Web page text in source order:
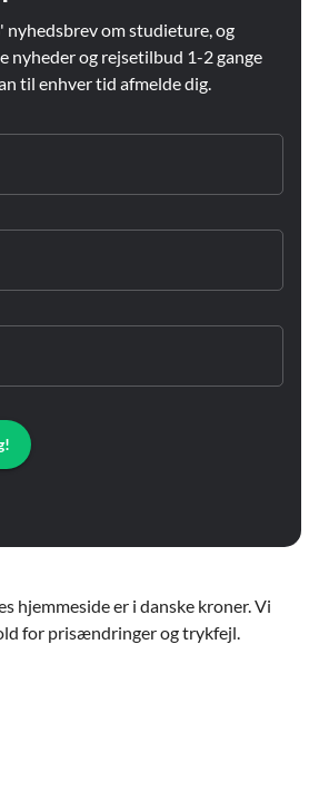
nyhedsbrev om studieture, og
nyheder og rejsetilbud 1-2 gange
til enhver tid afmelde dig.
hjemmeside er i danske kroner. Vi
for prisændringer og trykfejl.